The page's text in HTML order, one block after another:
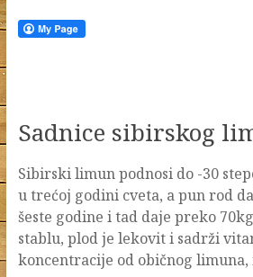
Sadnice sibirskog
Sibirski limun podnosi do -30
u trećoj godini cveta, a pun rod
šeste godine i tad daje preko
stablu, plod je lekovit i sadrži
koncentracije od običnog limuna,